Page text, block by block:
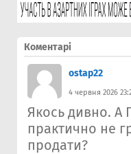
Коментарі
ostap22
4 червня 2026
Якось дивно. А
практично не
продати?